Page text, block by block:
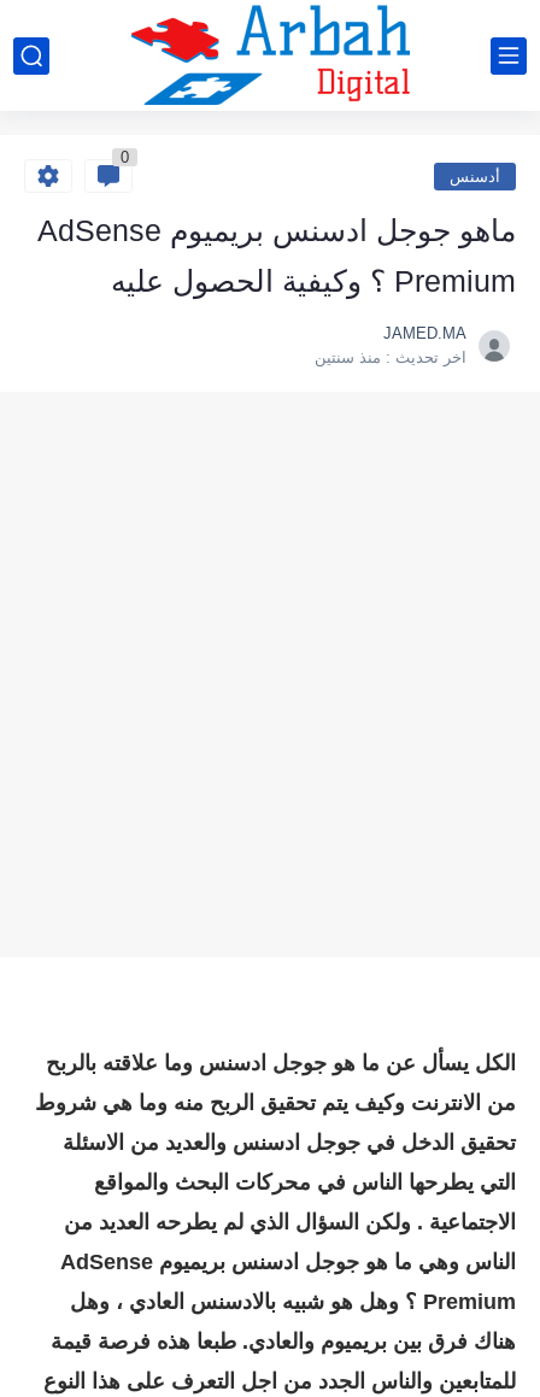
أدسنس
0
ماهو جوجل ادسنس بريميوم AdSense
Premium ؟ وكيفية الحصول عليه
JAMED.MA
اخر تحديث : منذ سنتين
الكل يسأل عن ما هو جوجل ادسنس وما علاقته بالربح
من الانترنت وكيف يتم تحقيق الربح منه وما هي شروط
تحقيق الدخل في جوجل ادسنس والعديد من الاسئلة
التي يطرحها الناس في محركات البحث والمواقع
الاجتماعية . ولكن السؤال الذي لم يطرحه العديد من
الناس وهي ما هو جوجل ادسنس بريميوم AdSense
Premium ؟ وهل هو شبيه بالادسنس العادي ، وهل
هناك فرق بين بريميوم والعادي. طبعا هذه فرصة قيمة
للمتابعين والناس الجدد من اجل التعرف على هذا النوع